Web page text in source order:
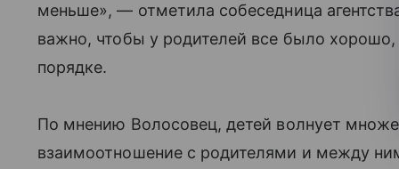
меньше», — отметила собеседница
важно, чтобы у родителей все было хорошо,
порядке.
По мнению Волосовец, детей волнует
взаимоотношение с родителями и между